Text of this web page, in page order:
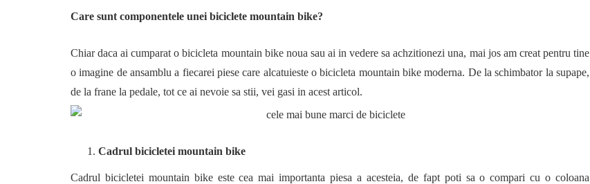
Care sunt componentele unei biciclete mountain bike?
Chiar daca ai cumparat o bicicleta mountain bike noua sau ai in vedere sa achzitionezi una, mai jos am creat pentru tine
o imagine de ansamblu a fiecarei piese care alcatuieste o bicicleta mountain bike moderna. De la schimbator la supape,
de la frane la pedale, tot ce ai nevoie sa stii, vei gasi in acest articol.
Cadrul bicicletei mountain bike
Cadrul bicicletei mountain bike este cea mai importanta piesa a acesteia, de fapt poti sa o compari cu o coloana